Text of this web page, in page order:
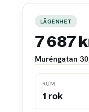
LÄGENHET
7 687
Muréngatan 30
RUM
1 rok